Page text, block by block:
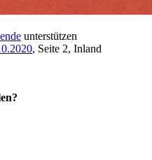
unterstützen
, Seite 2, Inland